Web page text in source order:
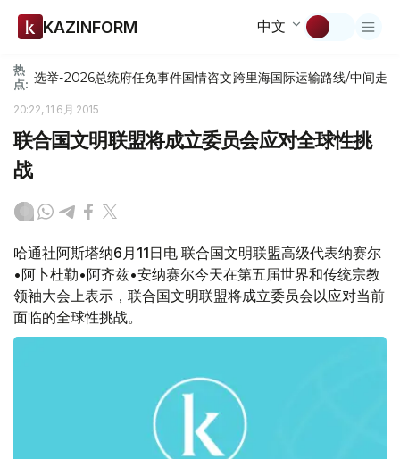
KAZINFORM 中文
热
点: 选举-2026总统府任免事件国情咨文跨里海国际运输路线/中间走廊
20:22, 11 6月 2015
联合国文明联盟将成立委员会应对全球性挑
战
哈通社阿斯塔纳6月11日电 联合国文明联盟高级代表纳赛尔
•阿卜杜勒•阿齐兹•安纳赛尔今天在第五届世界和传统宗教
领袖大会上表示，联合国文明联盟将成立委员会以应对当前
面临的全球性挑战。